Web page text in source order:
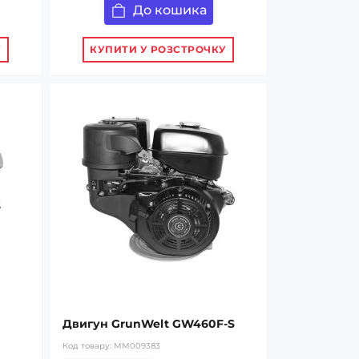
До кошика
КУПИТИ У РОЗСТРОЧКУ
Двигун GrunWelt GW460F-S
Код товару: MM009383